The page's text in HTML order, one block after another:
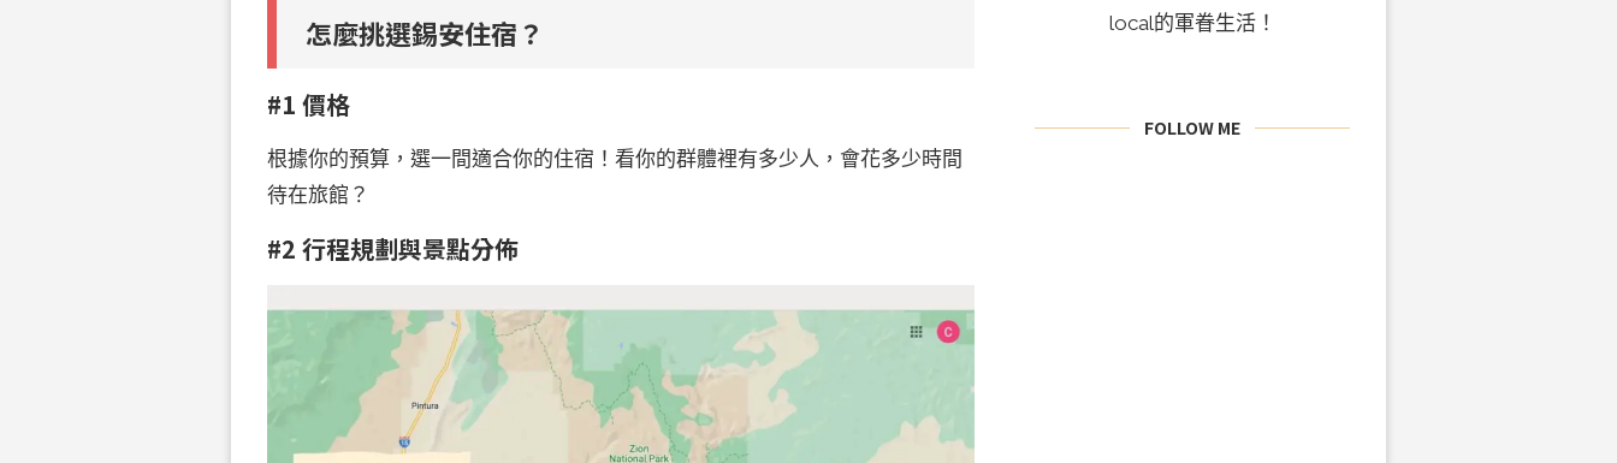
怎麼挑選錫安住宿？
#1 價格
根據你的預算，選一間適合你的住宿！看你的群體裡有多少人，會花多少時間
待在旅館？
#2 行程規劃與景點分佈
local的軍眷生活！
FOLLOW ME